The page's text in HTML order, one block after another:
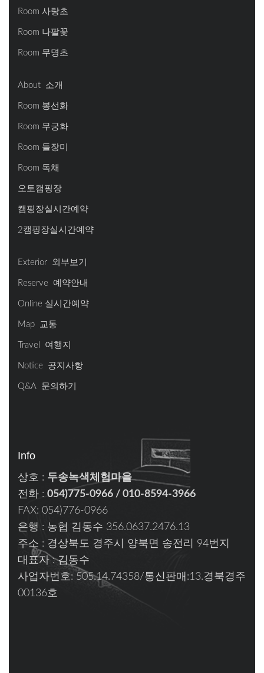
Room 사랑초
Room 나팔꽃
Room 무명초
About 소개
Room 봉선화
Room 무궁화
Room 들장미
Room 독채
오토캠핑장
캠핑장실시간예약
2캠핑장실시간예약
Exterior 외부보기
Reserve 예약안내
Online 실시간예약
Map 교통
Travel 여행지
Notice 공지사항
Q&A 문의하기
Info
상호 : 두송녹색체험마을
전화 : 054)775-0966 / 010-8594-3966
FAX: 054)776-0966
은행 : 농협 김동수 356.0637.2476.13
주소 : 경상북도 경주시 양북면 송전리 94번지
대표자 : 김동수
사업자번호: 505.14.74358/통신판매:13.경북경주
00136호